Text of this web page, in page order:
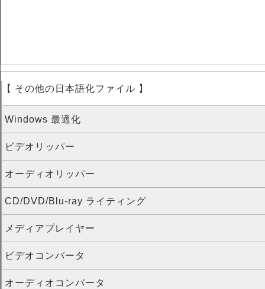
【 その他の日本語化ファイル 】
Windows 最適化
ビデオリッパー
オーディオリッパー
CD/DVD/Blu-ray ライティング
メディアプレイヤー
ビデオコンバータ
オーディオコンバータ